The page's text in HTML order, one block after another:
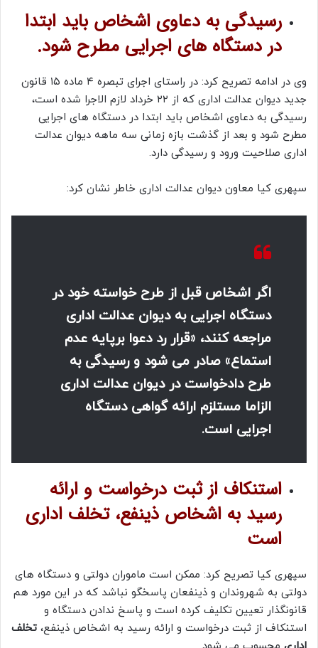
رسیدگی به دعاوی اشخاص باید ابتدا
در دستگاه های اجرایی مطرح شود.
وی در ادامه تصریح کرد: در راستای اجرای تبصره ۴ ماده ۱۵ قانون
جدید دیوان عدالت اداری که از ۲۲ خرداد لازم الاجرا شده است،
رسیدگی به دعاوی اشخاص باید ابتدا در دستگاه های اجرایی
مطرح شود و بعد از گذشت بازه زمانی سه ماهه دیوان عدالت
اداری صلاحیت ورود و رسیدگی دارد.
سپهری کیا معاون دیوان عدالت اداری خاطر نشان کرد:
اگر اشخاص قبل از طرح خواسته خود در
دستگاه اجرایی به دیوان عدالت اداری
مراجعه کنند، «قرار رد دعوا برپایه عدم
استماع» صادر می شود و رسیدگی به
طرح دادخواست در دیوان عدالت اداری
الزاما مستلزم ارائه گواهی دستگاه
اجرایی است.
استنکاف از ثبت درخواست و ارائه
رسید به اشخاص ذینفع، تخلف اداری
است
سپهری کیا تصریح کرد: ممکن است ماموران دولتی و دستگاه های
دولتی به شهروندان و ذینفعان پاسخگو نباشد که در این مورد هم
قانونگذار تعیین تکلیف کرده است و پاسخ ندادن دستگاه و
استنکاف از ثبت درخواست و ارائه رسید به اشخاص ذینفع، تخلف